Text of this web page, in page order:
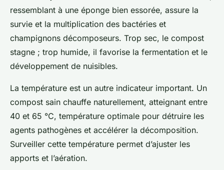
ressemblant à une éponge bien essorée, assure la
survie et la multiplication des bactéries et
champignons décomposeurs. Trop sec, le compost
stagne ; trop humide, il favorise la fermentation et le
développement de nuisibles.
La température est un autre indicateur important. Un
compost sain chauffe naturellement, atteignant entre
40 et 65 °C, température optimale pour détruire les
agents pathogènes et accélérer la décomposition.
Surveiller cette température permet d’ajuster les
apports et l’aération.